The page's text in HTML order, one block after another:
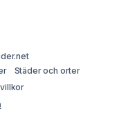
Städer och orter